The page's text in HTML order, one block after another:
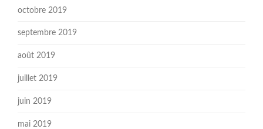
octobre 2019
septembre 2019
août 2019
juillet 2019
juin 2019
mai 2019